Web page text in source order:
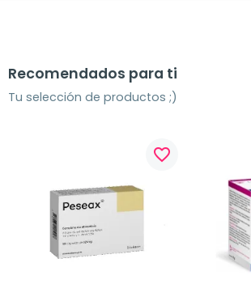
Recomendados para ti
Tu selección de productos ;)
favorite_border